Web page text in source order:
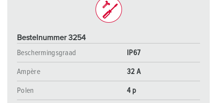
Bestelnummer 3254
Beschermingsgraad
IP67
Ampère 32 A
Polen 4 p